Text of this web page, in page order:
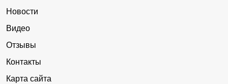
Новости
Видео
Отзывы
Контакты
Карта сайта